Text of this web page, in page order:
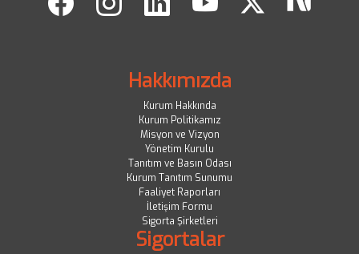
Hakkımızda
Kurum Hakkında
Kurum Politikamız
Misyon ve Vizyon
Yönetim Kurulu
Tanıtım ve Basın Odası
Kurum Tanıtım Sunumu
Faaliyet Raporları
İletişim Formu
Sigorta Şirketleri
Sigortalar